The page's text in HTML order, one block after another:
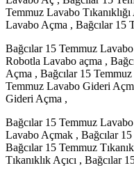
Temmuz Lavabo
Lavabo Açma , Bağcılar 15
Bağcılar 15 Temmuz
Robotla Lavabo açma ,
Açma , Bağcılar 15
Temmuz Lavabo Gideri
Gideri Açma ,
Bağcılar 15 Temmuz
Lavabo Açmak , Bağcılar
Bağcılar 15 Temmuz
Tıkanıklık Açıcı , Bağcılar